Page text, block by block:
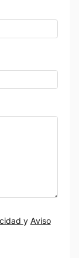
y Aviso